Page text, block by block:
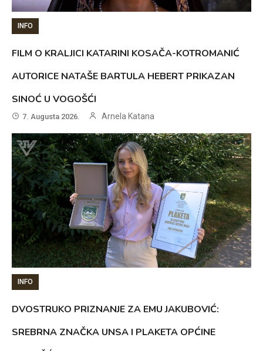
INFO
FILM O KRALJICI KATARINI KOSAČA-KOTROMANIĆ
AUTORICE NATAŠE BARTULA HEBERT PRIKAZAN
SINOĆ U VOGOŠĆI
7. Augusta 2026. Arnela Katana
INFO
DVOSTRUKO PRIZNANJE ZA EMU JAKUBOVIĆ:
SREBRNA ZNAČKA UNSA I PLAKETA OPĆINE